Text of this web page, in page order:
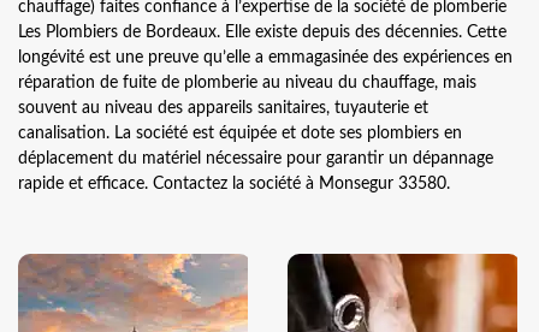
chauffage) faites confiance à l’expertise de la société de plomberie
Les Plombiers de Bordeaux. Elle existe depuis des décennies. Cette
longévité est une preuve qu’elle a emmagasinée des expériences en
réparation de fuite de plomberie au niveau du chauffage, mais
souvent au niveau des appareils sanitaires, tuyauterie et
canalisation. La société est équipée et dote ses plombiers en
déplacement du matériel nécessaire pour garantir un dépannage
rapide et efficace. Contactez la société à Monsegur 33580.